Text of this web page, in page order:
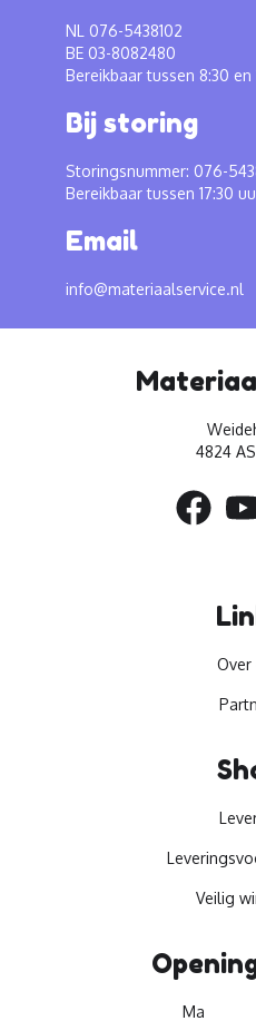
NL 076-5438102
BE 03-8082480
Bereikbaar tussen 8:30 en
Bij storing
Storingsnummer: 076-
Bereikbaar tussen 17:30
Email
info@materiaalservice.nl
4824
Over
Veilig
Ma